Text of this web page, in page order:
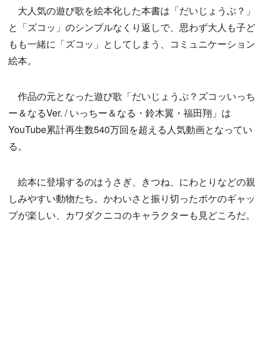
大人気の遊び歌を絵本化した本書は「だいじょうぶ？」
と「ズコッ」のシンプルなくり返しで、思わず大人も子ど
もも一緒に「ズコッ」としてしまう、コミュニケーション
絵本。
作品の元となった遊び歌「だいじょうぶ？ズコッいっち
ー＆なるVer. / いっちー＆なる・鈴木翼・福田翔」は
YouTube累計再生数540万回を超える人気動画となってい
る。
絵本に登場するのはうさぎ、きつね、にわとりなどの親
しみやすい動物たち。かわいさと振り切ったボケのギャッ
プが楽しい、カワダクニコのキャラクターも見どころだ。